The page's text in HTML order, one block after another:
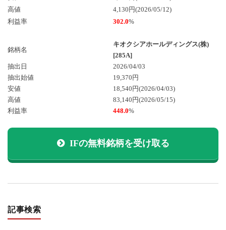
高値
4,130円(2026/05/12)
利益率
302.0%
銘柄名
キオクシアホールディングス(株)
[285A]
抽出日
2026/04/03
抽出始値
19,370円
安値
18,540円(2026/04/03)
高値
83,140円(2026/05/15)
利益率
448.0%
IFの無料銘柄を受け取る
記事検索